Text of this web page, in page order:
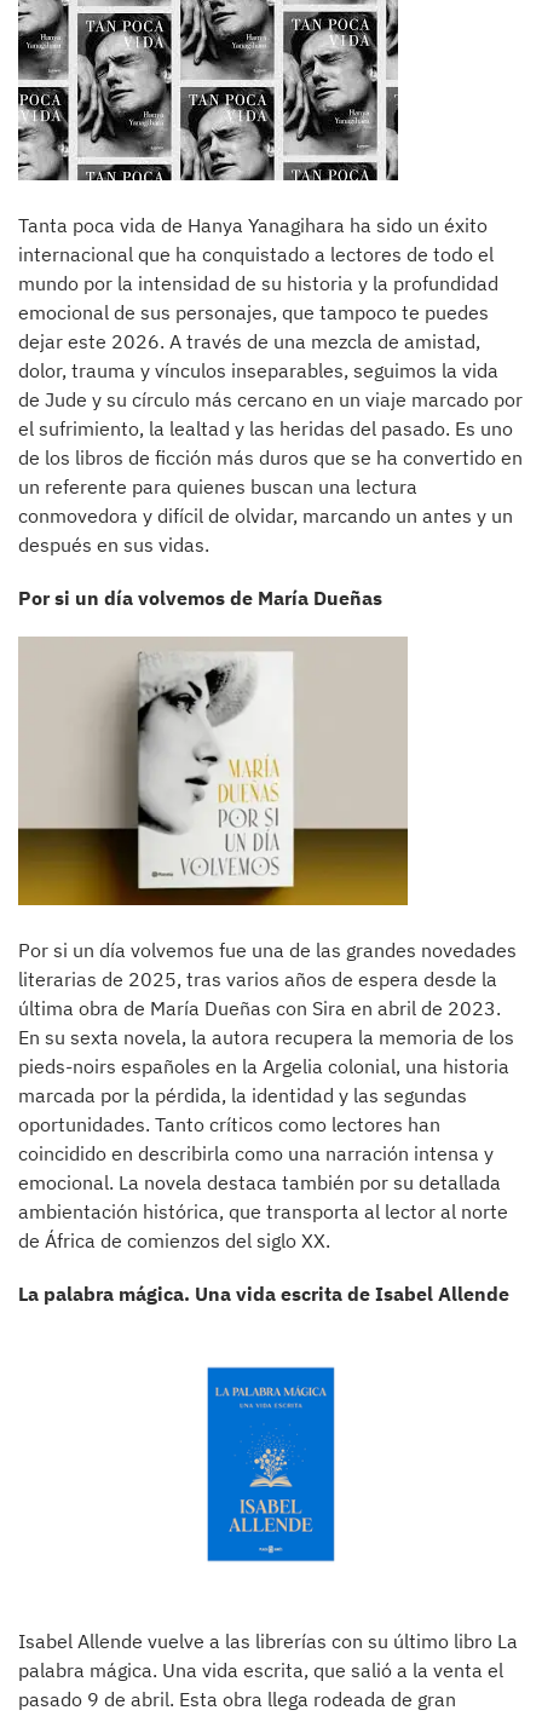
Tanta poca vida de Hanya Yanagihara ha sido un éxito
internacional que ha conquistado a lectores de todo el
mundo por la intensidad de su historia y la profundidad
emocional de sus personajes, que tampoco te puedes
dejar este 2026. A través de una mezcla de amistad,
dolor, trauma y vínculos inseparables, seguimos la vida
de Jude y su círculo más cercano en un viaje marcado por
el sufrimiento, la lealtad y las heridas del pasado. Es uno
de los libros de ficción más duros que se ha convertido en
un referente para quienes buscan una lectura
conmovedora y difícil de olvidar, marcando un antes y un
después en sus vidas.
Por si un día volvemos de María Dueñas
Por si un día volvemos fue una de las grandes novedades
literarias de 2025, tras varios años de espera desde la
última obra de María Dueñas con Sira en abril de 2023.
En su sexta novela, la autora recupera la memoria de los
pieds-noirs españoles en la Argelia colonial, una historia
marcada por la pérdida, la identidad y las segundas
oportunidades. Tanto críticos como lectores han
coincidido en describirla como una narración intensa y
emocional. La novela destaca también por su detallada
ambientación histórica, que transporta al lector al norte
de África de comienzos del siglo XX.
La palabra mágica. Una vida escrita de Isabel Allende
Isabel Allende vuelve a las librerías con su último libro La
palabra mágica. Una vida escrita, que salió a la venta el
pasado 9 de abril. Esta obra llega rodeada de gran